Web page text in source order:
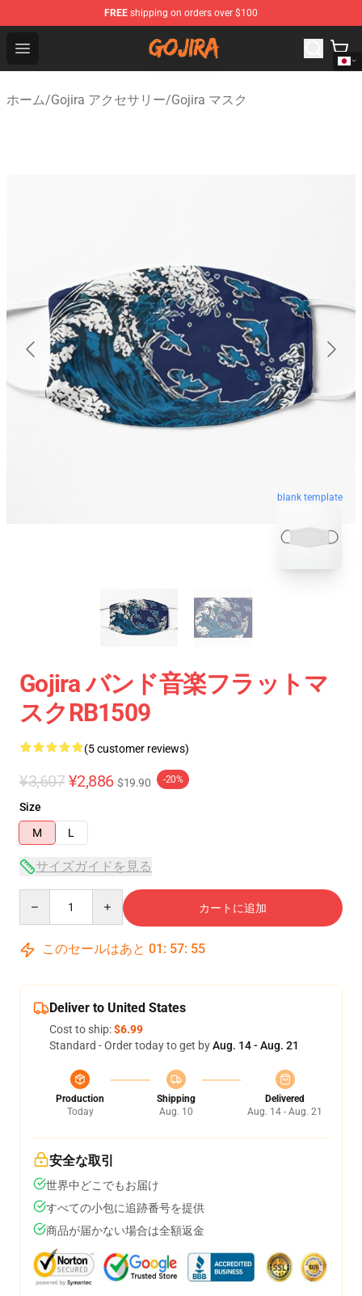
FREE shipping on orders over $100
Open menu
Gojira Shop - Official Gojira Merchandise Store
ホーム/Gojira アクセサリー/Gojira マスク
blank template
Gojira バンド音楽フラットマ
スクRB1509
(5 customer reviews)
¥3,607 ¥2,886 $19.90 -20%
Size
M
L
サイズガイドを見る
カートに追加
このセールはあと 01 : 57: 54
Deliver to United States
Cost to ship:$6.99
Standard - Order today to get byAug. 14 - Aug. 21
Production
Today
Shipping
Aug. 10
Delivered
Aug. 14 - Aug. 21
安全な取引
世界中どこでもお届け
すべての小包に追跡番号を提供
商品が届かない場合は全額返金